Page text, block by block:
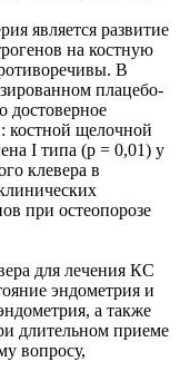
является развитие
на костную
В
плацебо-
достоверное
костной щелочной
I типа (р = 0,01) у
клевера в
при остеопорозе
для лечения КС
эндометрия и
а также
длительном приеме
вопросу,